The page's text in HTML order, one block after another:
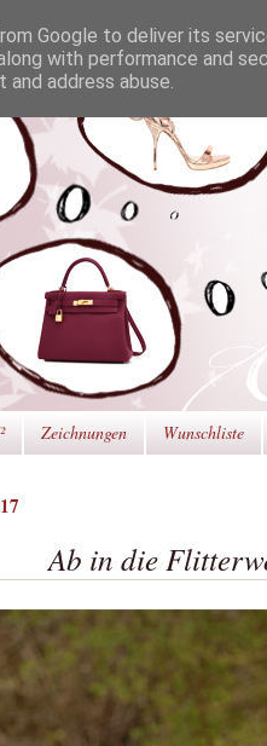
Zeichnungen Wunschliste
Ab in die
Google to deliver its
with performance and
address abuse.